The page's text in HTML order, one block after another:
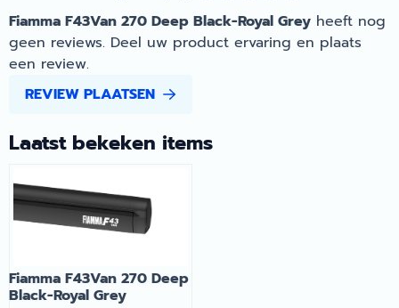
Fiamma F43Van 270 Deep Black-Royal Grey heeft nog
geen reviews. Deel uw product ervaring en plaats
een review.
REVIEW PLAATSEN
Laatst bekeken items
Fiamma F43Van 270 Deep
Black-Royal Grey